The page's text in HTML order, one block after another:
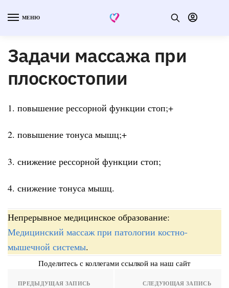
МЕНЮ
Задачи массажа при
плоскостопии
1. повышение рессорной функции стоп;+
2. повышение тонуса мышц;+
3. снижение рессорной функции стоп;
4. снижение тонуса мышц.
Непрерывное медицинское образование:
Медицинский массаж при патологии костно-
мышечной системы.
Поделитесь с коллегами ссылкой на наш сайт
ПРЕДЫДУЩАЯ ЗАПИСЬ СЛЕДУЮЩАЯ ЗАПИСЬ